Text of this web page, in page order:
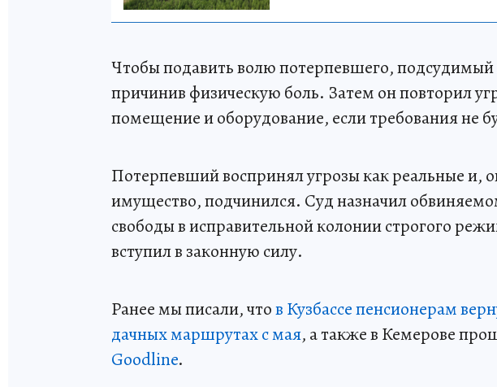
Чтобы подавить волю потерпевшего, подсудимый
причинив физическую боль. Затем он повторил
помещение и оборудование, если требования не
Потерпевший воспринял угрозы как реальные и,
имущество, подчинился. Суд назначил
свободы в исправительной колонии строгого
вступил в законную силу.
Ранее мы писали, чтов Кузбассе пенсионерам
дачных маршрутах с мая, а также в Кемерове
Goodline.